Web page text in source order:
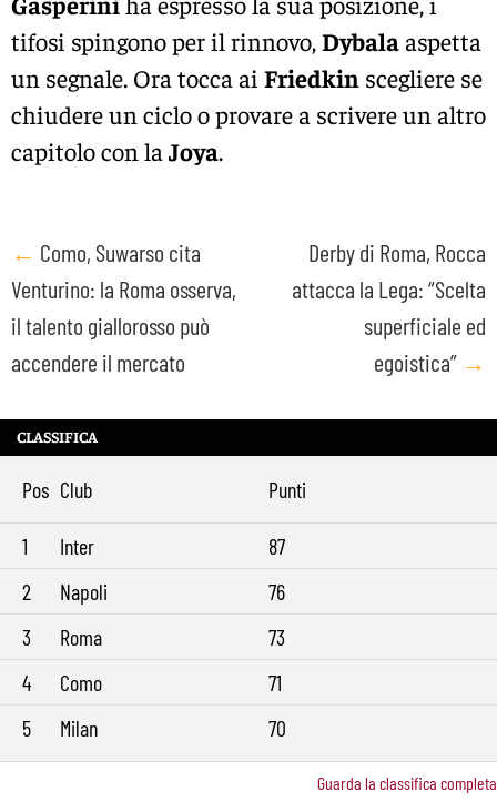
tifosi spingono per il rinnovo,Dybalaaspetta
un segnale. Ora tocca ai Friedkin scegliere se
chiudere un ciclo o provare a scrivere un altro
capitolo con la Joya.
Post
navigation
← Como, Suwarso cita
Venturino: la Roma osserva,
il talento giallorosso può
accendere il mercato
Derby di Roma, Rocca
attacca la Lega: “Scelta
superficiale ed
egoistica” →
CLASSIFICA
Pos Club Punti
1 Inter
87
2
Napoli
76
3
Roma
73
4
Como
71
5
Milan 70
Guarda la classifica completa